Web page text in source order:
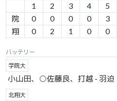
1 2 3 4 5
院
0 0 0 0 3
翔
0 2 1 0 0
バッテリー
学院大
小山田、○佐藤良、打越 - 羽迫
北翔大